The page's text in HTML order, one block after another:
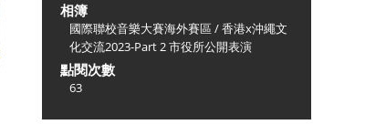
相簿
國際聯校音樂大賽海外賽區/香港x沖繩文
化交流2023-Part 2 市役所公開表演
點閱次數
63